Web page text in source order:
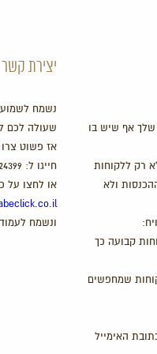
אף שיש בו
רק ללקוחות
ולא
קבועה כך
שמחפשים
האימייל
יצירת קשר
נשמח לשמוע
שעולה לכם
אז פשוט
חייגו ל:
או לחצו על
ונשמח